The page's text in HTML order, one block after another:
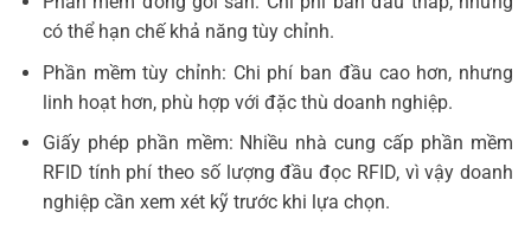
có thể hạn chế khả năng tùy chỉnh.
Phần mềm tùy chỉnh: Chi phí ban đầu cao hơn, nhưng
linh hoạt hơn, phù hợp với đặc thù doanh nghiệp.
Giấy phép phần mềm: Nhiều nhà cung cấp phần mềm
RFID tính phí theo số lượng đầu đọc RFID, vì vậy doanh
nghiệp cần xem xét kỹ trước khi lựa chọn.